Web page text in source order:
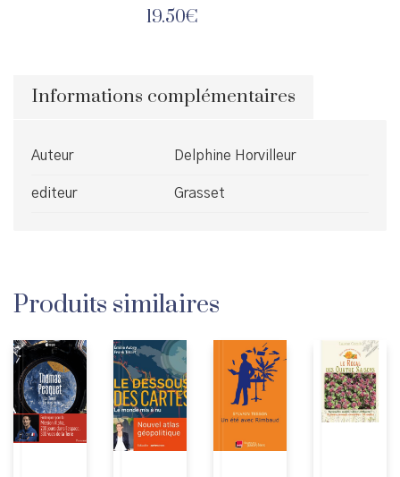
19.50€
Informations complémentaires
Auteur Delphine Horvilleur
editeur Grasset
Produits similaires